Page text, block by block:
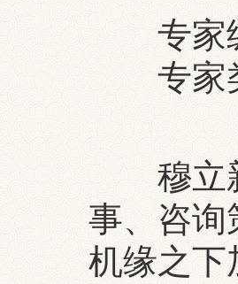
专家
专家类
穆立新
事、咨询
机缘之下